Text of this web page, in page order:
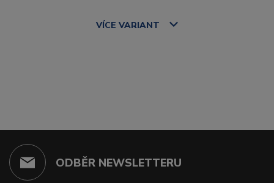
VÍCE VARIANT
ODBĚR NEWSLETTERU